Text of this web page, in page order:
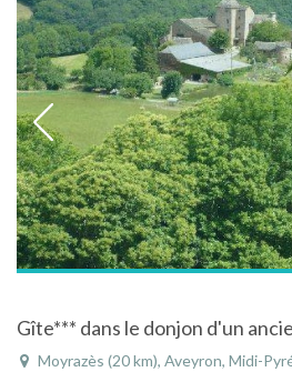
Moyrazès (20 km), Aveyron, Midi-